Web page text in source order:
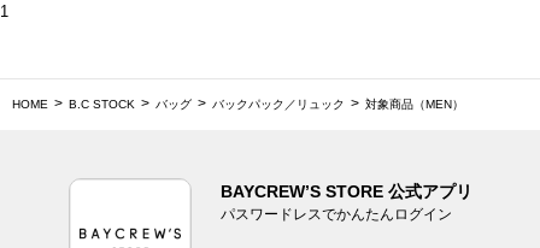
1
HOME B.C STOCK バッグ バックパック／リュック 対象商品（MEN）
BAYCREW’S STORE 公式アプリ
パスワードレスでかんたんログイン